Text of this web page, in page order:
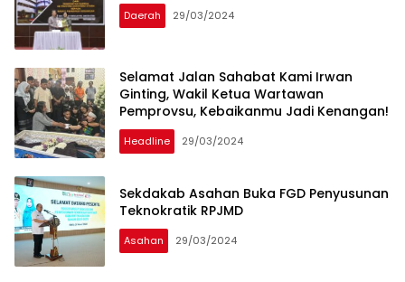
Daerah 29/03/2024
Selamat Jalan Sahabat Kami Irwan
Ginting, Wakil Ketua Wartawan
Pemprovsu, Kebaikanmu Jadi Kenangan!
Headline 29/03/2024
Sekdakab Asahan Buka FGD Penyusunan
Teknokratik RPJMD
Asahan 29/03/2024